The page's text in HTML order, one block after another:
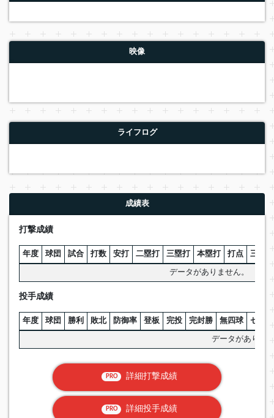
映像
ライフログ
成績表
打撃成績
年度 球団 試合 打数 安打 二塁打 三塁打 本塁打 打点 三振
データがありません。
投手成績
年度 球団 勝利 敗北 防御率 登板 完投 完封勝 無四球 セーブ
データがありま
PRO 詳細打撃成績
PRO 詳細投手成績